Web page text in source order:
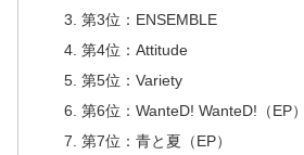
第3位：ENSEMBLE
第4位：Attitude
第5位：Variety
第6位：WanteD! WanteD!（EP）
第7位：青と夏（EP）